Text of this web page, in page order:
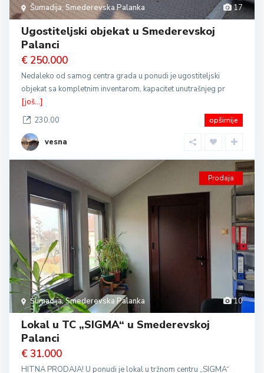
17
Šumadija,Smederevska Palanka
Ugostiteljski objekat u Smederevskoj
Palanci
€ 250.000
Nedaleko od samog centra grada u ponudi je ugostiteljski
objekat sa kompletnim inventarom, kapacitet unutrašnjeg pr
[još...]
230.00
opširnije
vesna
10
Šumadija,Smederevska Palanka
Prodaja
Lokal u TC „SIGMA“ u Smederevskoj
Palanci
€ 31.000
HITNA PRODAJA! U ponudi je lokal u tržnom centru „SIGMA“